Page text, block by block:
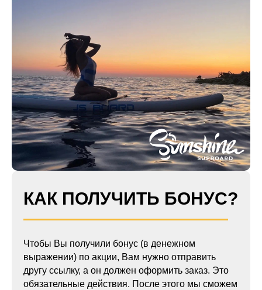
КАК ПОЛУЧИТЬ БОНУС?
Чтобы Вы получили бонус (в денежном
выражении) по акции, Вам нужно отправить
другу ссылку, а он должен оформить заказ. Это
обязательные действия. После этого мы сможем